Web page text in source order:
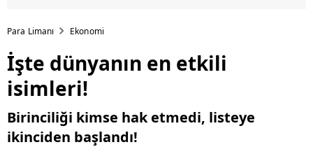
Para Limanı Ekonomi
İşte dünyanın en etkili
isimleri!
Birinciliği kimse hak etmedi, listeye
ikinciden başlandı!